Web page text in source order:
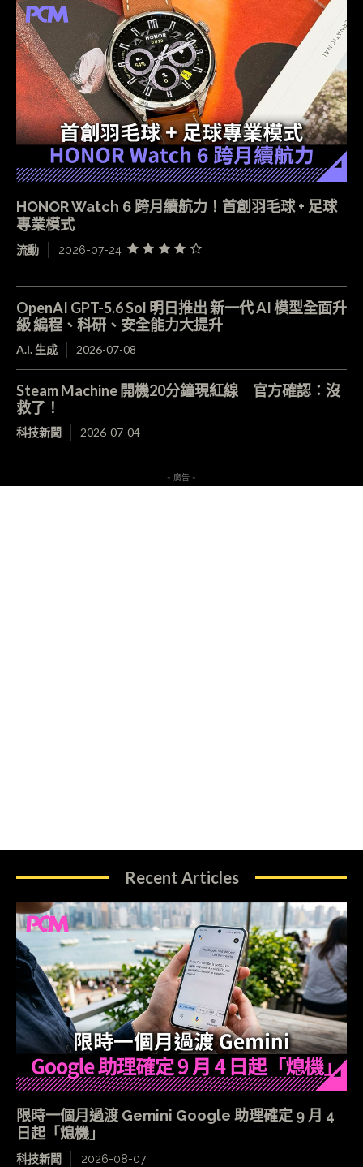
HONOR Watch 6 跨月續航力！首創羽毛球 + 足球
專業模式
流動 2026-07-24
OpenAI GPT-5.6 Sol 明日推出 新一代 AI 模型全面升
級 編程、科研、安全能力大提升
A.I. 生成 2026-07-08
Steam Machine 開機20分鐘現紅線 官方確認：沒
救了！
科技新聞 2026-07-04
- 廣告 -
Recent Articles
限時一個月過渡 Gemini Google 助理確定 9 月 4
日起「熄機」
科技新聞 2026-08-07